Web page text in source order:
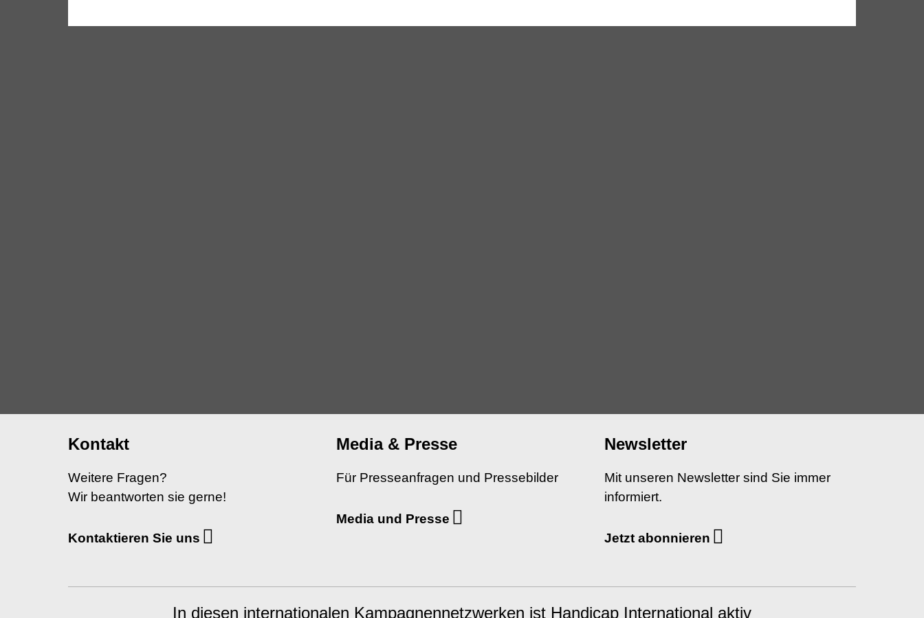
Kontakt
Weitere Fragen?
Wir beantworten sie gerne!
Kontaktieren Sie uns
Media & Presse
Für Presseanfragen und Pressebilder
Media und Presse
Newsletter
Mit unseren Newsletter sind Sie immer
informiert.
Jetzt abonnieren
In diesen internationalen Kampagnennetzwerken ist Handicap International aktiv